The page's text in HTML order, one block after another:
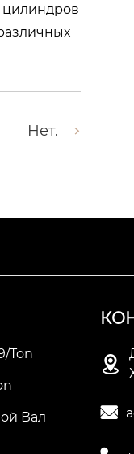
цилиндров
Нет.
ton
Вал

